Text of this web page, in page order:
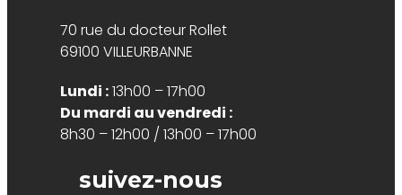
70 rue du docteur Rollet
69100 VILLEURBANNE
Lundi :13h00 – 17h00
Du mardi au vendredi :
8h30 – 12h00 / 13h00 – 17h00
suivez-nous